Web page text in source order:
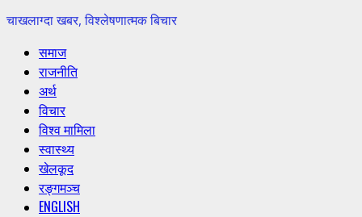
चाखलाग्दा खबर, विश्लेषणात्मक बिचार
Primary
Menu
समाज
राजनीति
अर्थ
विचार
विश्व मामिला
स्वास्थ्य
खेलकूद
रङ्गमञ्च
ENGLISH